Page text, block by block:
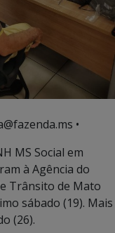
•
MS Social em
à Agência do
Trânsito de Mato
sábado (19). Mais
(26).